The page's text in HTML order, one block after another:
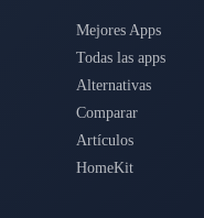
Mejores Apps
Todas las apps
Alternativas
Comparar
Artículos
HomeKit